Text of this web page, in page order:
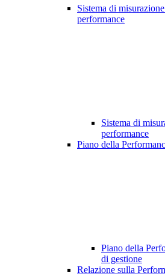
Sistema di
performance
Sistema di
performance
Piano della
Piano della
di gestione
Relazione sulla